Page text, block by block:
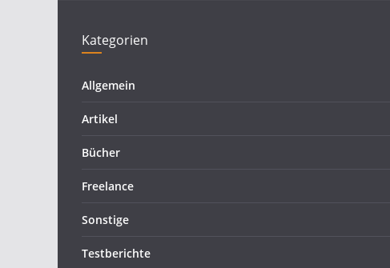
Kategorien
Allgemein
Artikel
Bücher
Freelance
Sonstige
Testberichte